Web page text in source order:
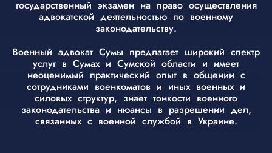
государственный экзамен на право осуществления
адвокатской деятельностью по военному
законодательству.
Военный адвокат Сумы предлагает широкий спектр
услуг в Сумах и Сумской области и имеет
неоценимый практический опыт в общении с
сотрудниками военкоматов и иных военных и
силовых структур, знает тонкости военного
законодательства и нюансы в разрешении дел,
связанных с военной службой в Украине.